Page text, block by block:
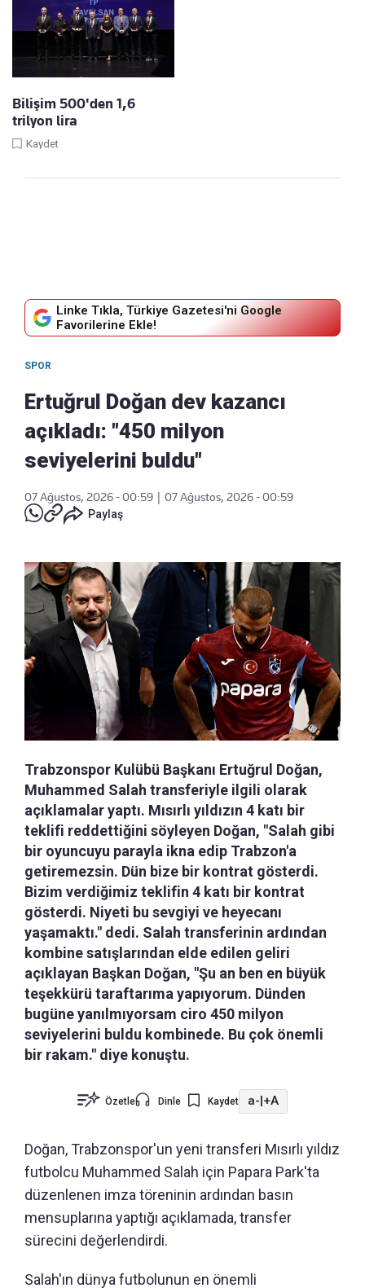
Bilişim 500'den 1,6
trilyon lira
Kaydet
Linke Tıkla, Türkiye Gazetesi'ni Google
Favorilerine Ekle!
SPOR
Ertuğrul Doğan dev kazancı
açıkladı: "450 milyon
seviyelerini buldu"
07 Ağustos, 2026 - 00:59
07 Ağustos, 2026 - 00:59
Paylaş
Trabzonspor Kulübü Başkanı Ertuğrul Doğan,
Muhammed Salah transferiyle ilgili olarak
açıklamalar yaptı. Mısırlı yıldızın 4 katı bir
teklifi reddettiğini söyleyen Doğan, "Salah gibi
bir oyuncuyu parayla ikna edip Trabzon'a
getiremezsin. Dün bize bir kontrat gösterdi.
Bizim verdiğimiz teklifin 4 katı bir kontrat
gösterdi. Niyeti bu sevgiyi ve heyecanı
yaşamaktı." dedi. Salah transferinin ardından
kombine satışlarından elde edilen geliri
açıklayan Başkan Doğan, "Şu an ben en büyük
teşekkürü taraftarıma yapıyorum. Dünden
bugüne yanılmıyorsam ciro 450 milyon
seviyelerini buldu kombinede. Bu çok önemli
bir rakam." diye konuştu.
Özetle Dinle Kaydet a-|+A
Doğan, Trabzonspor'un yeni transferi Mısırlı yıldız
futbolcu Muhammed Salah için Papara Park'ta
düzenlenen imza töreninin ardından basın
mensuplarına yaptığı açıklamada, transfer
sürecini değerlendirdi.
Salah'ın dünya futbolunun en önemli